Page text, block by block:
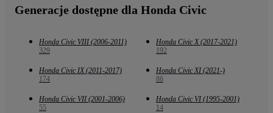
Generacje dostępne dla Honda Civic
Honda Civic VIII (2006-2011)
329
Honda Civic X (2017-2021)
192
Honda Civic IX (2011-2017)
174
Honda Civic XI (2021-)
86
Honda Civic VII (2001-2006)
55
Honda Civic VI (1995-2001)
14